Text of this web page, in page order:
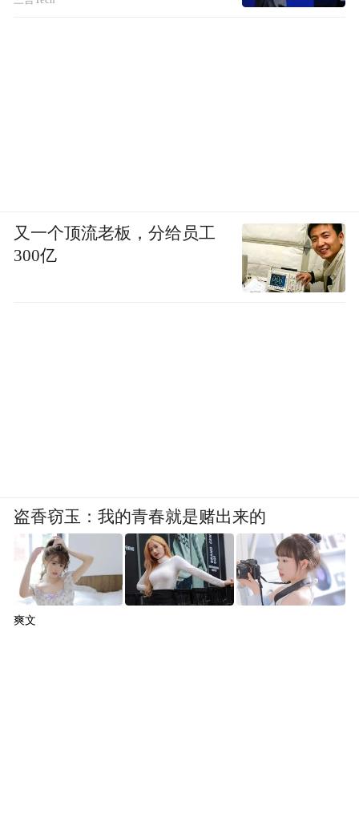
又一个顶流老板，分给员工
300亿
盗香窃玉：我的青春就是赌出来的
爽文